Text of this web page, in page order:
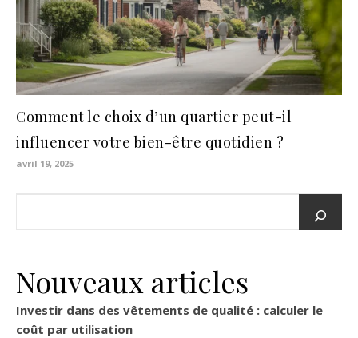
Comment le choix d’un quartier peut-il
influencer votre bien-être quotidien ?
avril 19, 2025
Nouveaux articles
Investir dans des vêtements de qualité : calculer le
coût par utilisation